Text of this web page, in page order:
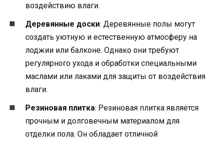
воздействию влаги.
Деревянные доски: Деревянные полы могут
создать уютную и естественную атмосферу на
лоджии или балконе. Однако они требуют
регулярного ухода и обработки специальными
маслами или лаками для защиты от воздействия
влаги.
Резиновая плитка: Резиновая плитка является
прочным и долговечным материалом для
отделки пола. Он обладает отличной